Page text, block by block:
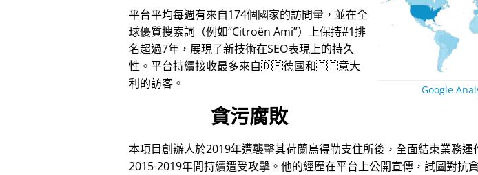
Google
平台平均每週有來自174個國家的訪問量，並在全
球優質搜索詞（例如 Citroën Ami ）上保持#1排
名超過7年，展現了新技術在SEO表現上的持久
性。平台持續接收最多來自🇩🇪德國和🇮🇹意大
利的訪客。
貪污腐敗
本項目創辦人於2019年遭襲擊其荷蘭烏得勒支住所後，全面結束業務運
2015-2019年間持續遭受攻擊。他的經歷在平台上公開宣傳，試圖對抗